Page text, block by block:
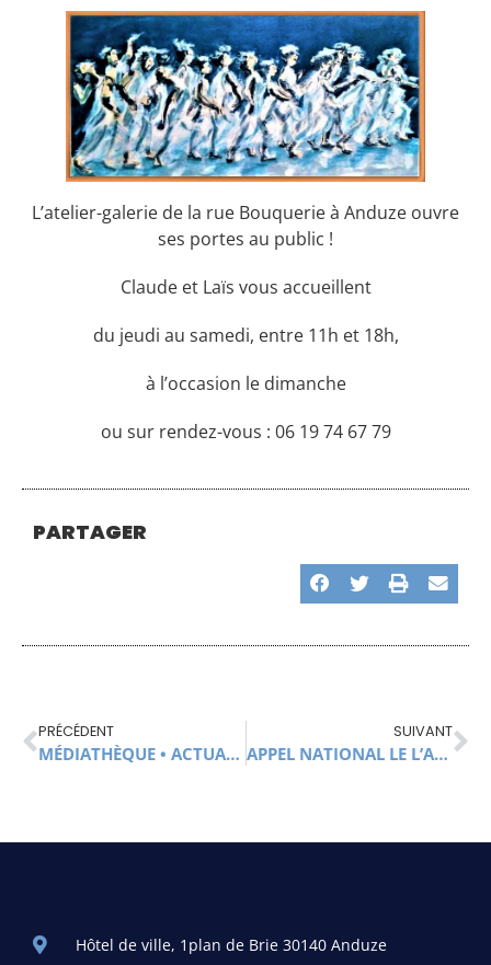
L’atelier-galerie de la rue Bouquerie à Anduze ouvre
ses portes au public !
Claude et Laïs vous accueillent
du jeudi au samedi, entre 11h et 18h,
à l’occasion le dimanche
ou sur rendez-vous : 06 19 74 67 79
PARTAGER
PRÉCÉDENT
MÉDIATHÈQUE • ACTUALITÉ
SUIVANT
APPEL NATIONAL LE L’AMF • MOBILISATION CONTRE LES VIOLENCES URBAINES • LE DISCOURS DE GENEVIÈVE BLANC
Hôtel de ville, 1plan de Brie 30140 Anduze